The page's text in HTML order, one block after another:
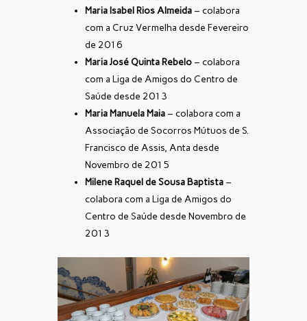
Maria Isabel Rios Almeida – colabora
com a Cruz Vermelha desde Fevereiro
de 2016
Maria José Quinta Rebelo – colabora
com a Liga de Amigos do Centro de
Saúde desde 2013
Maria Manuela Maia – colabora com a
Associação de Socorros Mútuos de S.
Francisco de Assis, Anta desde
Novembro de 2015
Milene Raquel de Sousa Baptista –
colabora com a Liga de Amigos do
Centro de Saúde desde Novembro de
2013